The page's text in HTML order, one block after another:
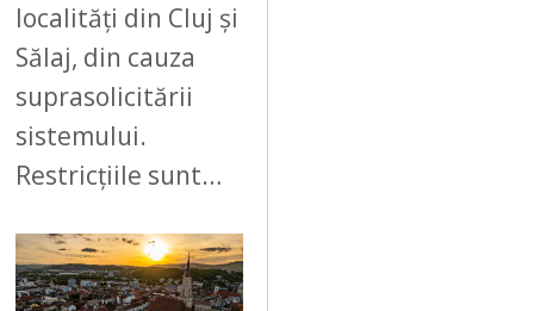
localități din Cluj și
Sălaj, din cauza
suprasolicitării
sistemului.
Restricțiile sunt…